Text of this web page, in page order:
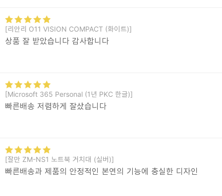
[리안리 O11 VISION COMPACT (화이트)]
상품 잘 받았습니다 감사합니다
[Microsoft 365 Personal (1년 PKC 한글)]
빠른배송 저렴하게 잘샀습니다
[잘만 ZM-NS1 노트북 거치대 (실버)]
빠른배송과 제품의 안정적인 본연의 기능에 충실한 디자인